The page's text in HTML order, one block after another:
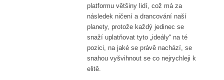
platformu většiny lidí, což má za
následek ničení a drancování naší
planety, protože každý jedinec se
snaží uplatňovat tyto „ideály“ na té
pozici, na jaké se právě nachází, se
snahou vyšvihnout se co nejrychleji k
elitě.